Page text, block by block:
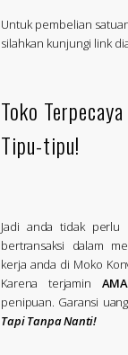
Untuk pembelian
silahkan kunjungi link
Toko
Tipu-tipu!
Jadi anda tidak perlu
bertransaksi dalam
kerja anda di Moko
Karena terjamin
penipuan. Garansi
Tapi Tanpa Nanti!